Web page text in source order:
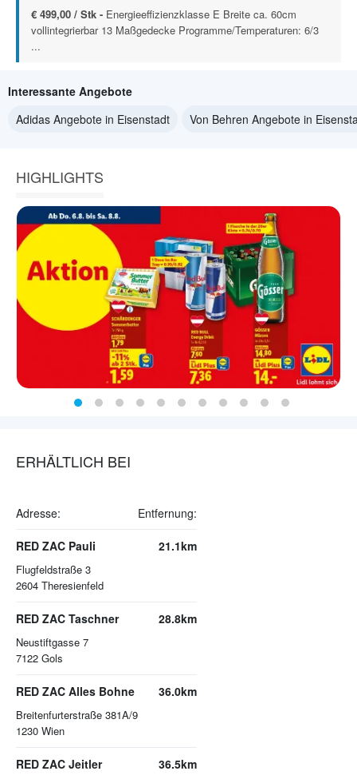
€ 499,00 / Stk - Energieeffizienzklasse E Breite ca. 60cm
vollintegrierbar 13 Maßgedecke Programme/Temperaturen: 6/3
...
Interessante Angebote
Adidas Angebote in Eisenstadt
Von Behren Angebote in
HIGHLIGHTS
ERHÄLTLICH BEI
Adresse: Entfernung:
RED ZAC Pauli
Flugfeldstraße 3
2604 Theresienfeld
21.1km
RED ZAC Taschner
Neustiftgasse 7
7122 Gols
28.8km
RED ZAC Alles Bohne
Breitenfurterstraße 381A/9
1230 Wien
36.0km
RED ZAC Jeitler 36.5km